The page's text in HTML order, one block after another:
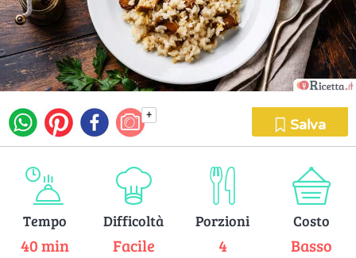
+
Salva
Tempo
40 min
Difficoltà
Facile
Porzioni
4
Costo
Basso